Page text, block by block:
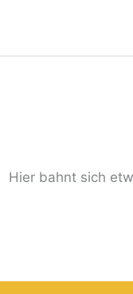
Hier bahnt sich